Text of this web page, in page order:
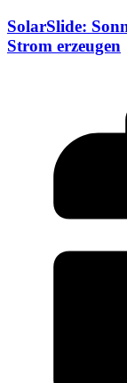
SolarSlide:
Strom erzeugen